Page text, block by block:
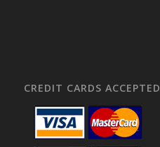
CREDIT CARDS ACCEPTED